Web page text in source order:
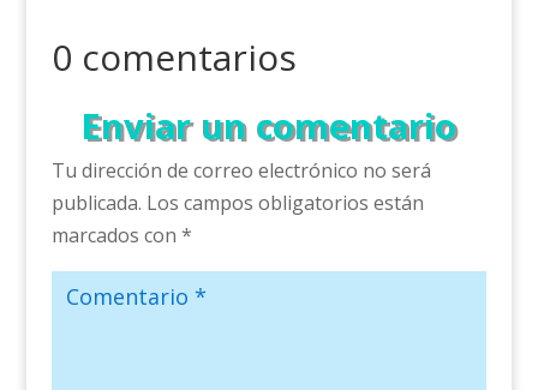
0 comentarios
Enviar un comentario
Tu dirección de correo electrónico no será
publicada. Los campos obligatorios están
marcados con *